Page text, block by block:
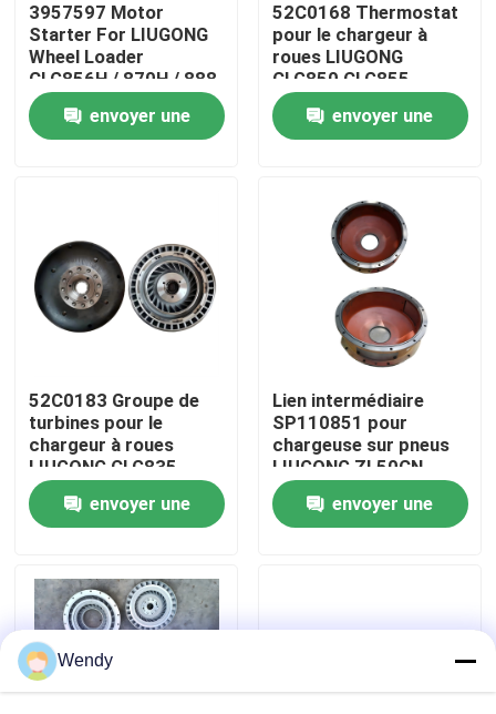
Maison
Produits
Au sujet de nous
Contrôle de qualité
Contactez-nous
Cas
3957597 Motor
Starter For LIUGONG
Wheel Loader
CLG856H / 870H / 888
/ 899 Excavator 925D
/ 930D / 936D Engine
QSC8.3 / ISC8.3
envoyer une
52C0168 Thermostat
pour le chargeur à
roues LIUGONG
CLG850 CLG855
CLG856 850H 855N
ZL50C ZL50CN
envoyer une
52C0183 Groupe de
turbines pour le
chargeur à roues
LIUGONG CLG835、
CLG836 CLG850H、
CLG855N、CLG856
CLG870H
envoyer une
Lien intermédiaire
SP110851 pour
chargeuse sur pneus
LIUGONG ZL50CN,
CLG855N, CLG856,
CLG860H CLG870H,
CLG888
envoyer une
Wendy